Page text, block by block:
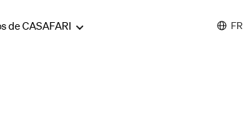
de CASAFARI FR